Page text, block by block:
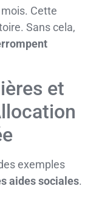
Cette
Sans cela,
et
exemples
aides sociales.